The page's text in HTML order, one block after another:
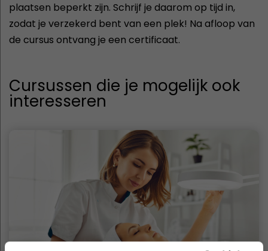
plaatsen beperkt zijn. Schrijf je daarom op tijd in,
zodat je verzekerd bent van een plek! Na afloop van
de cursus ontvang je een certificaat.
Cursussen die je mogelijk ook
interesseren